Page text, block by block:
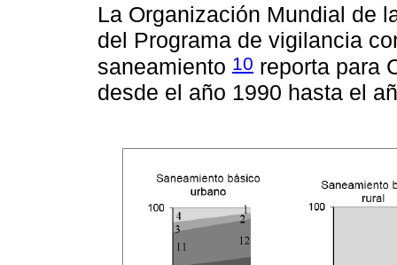
La Organización Mundial de
del Programa de vigilancia
saneamiento 10 reporta para
desde el año 1990 hasta el